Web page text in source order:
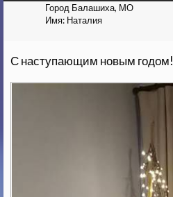
Город Балашиха, МО
Имя: Наталия
С наступающим новым годом!